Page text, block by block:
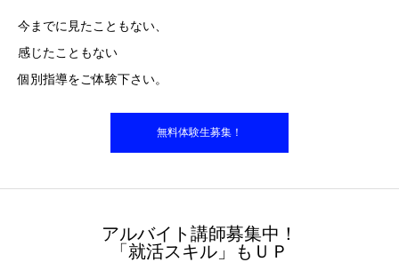
今までに見たこともない、
感じたこともない
個別指導をご体験下さい。
無料体験生募集！
アルバイト講師募集中！
「就活スキル」もＵＰ